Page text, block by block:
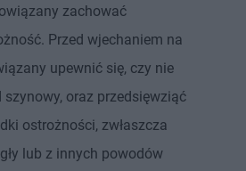
zachować
Przed wjechaniem na
upewnić się, czy nie
oraz przedsięwziąć
ostrożności, zwłaszcza
lub z innych powodów